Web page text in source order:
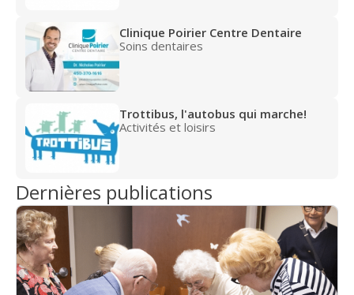
Clinique Poirier Centre Dentaire
Soins dentaires
Trottibus, l'autobus qui marche!
Activités et loisirs
Dernières publications